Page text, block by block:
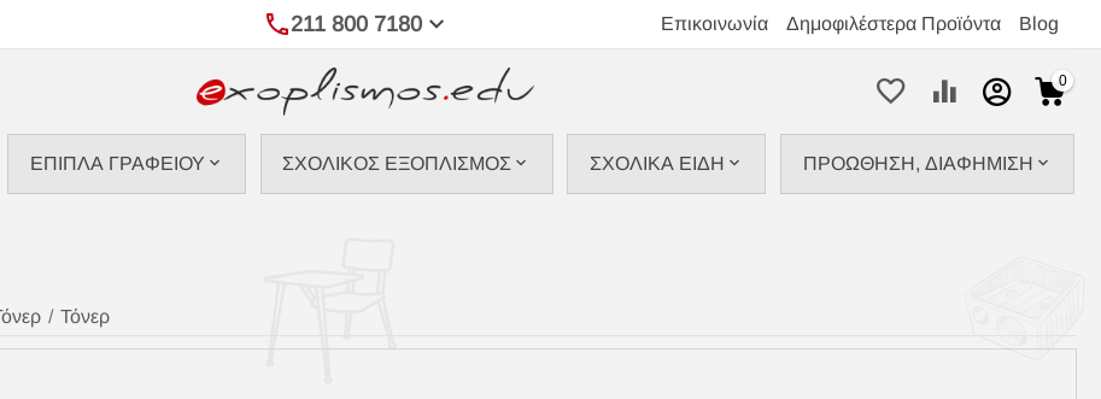
211 800 7180 Επικοινωνία Δημοφιλέστερα Προϊόντα Blog
0
ΕΠΙΠΛΑ ΓΡΑΦΕΙΟΥ ΣΧΟΛΙΚΟΣ ΕΞΟΠΛΙΣΜΟΣ ΣΧΟΛΙΚΑ ΕΙΔΗ ΠΡΟΩΘΗΣΗ, ΔΙΑΦΗΜΙΣΗ
/ Τόνερ